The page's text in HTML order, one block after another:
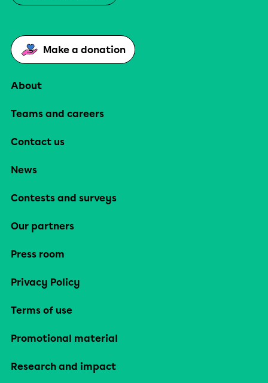
Make a donation
About
Teams and careers
Contact us
News
Contests and surveys
Our partners
Press room
Privacy Policy
Terms of use
Promotional material
Research and impact